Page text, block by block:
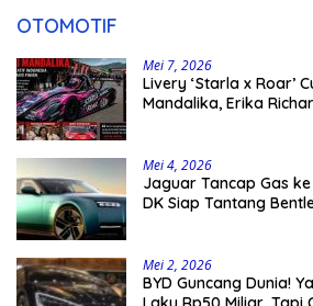
OTOMOTIF
Mei 7, 2026
Livery ‘Starla x Roar’
Mandalika, Erika
Mei 4, 2026
Jaguar Tancap Gas ke
DK Siap Tantang
Mei 2, 2026
BYD Guncang Dunia!